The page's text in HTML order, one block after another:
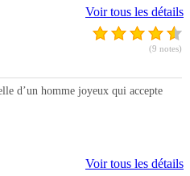
Voir tous les détails
(9 notes)
d’un homme joyeux qui accepte
Voir tous les détails